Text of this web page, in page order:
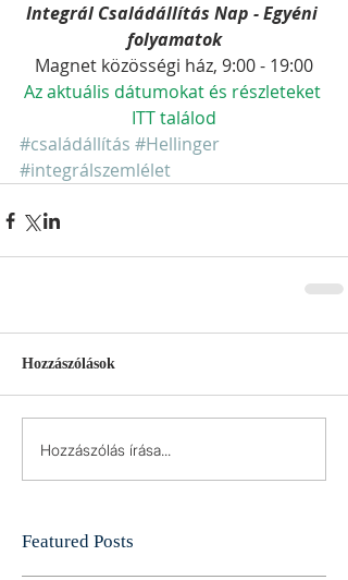
Integrál Családállítás Nap - Egyéni
folyamatok
Magnet közösségi ház, 9:00 - 19:00
Az aktuális dátumokat és részleteket
ITT találod
#családállítás #Hellinger
#integrálszemlélet
Hozzászólások
Hozzászólás írása...
Featured Posts